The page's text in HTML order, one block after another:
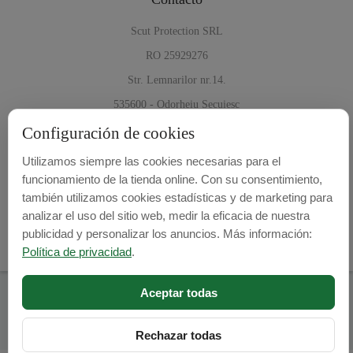
Scut Protection SRL
RO 25929276
Str. Lemnarilor nr.14.
535600 - Odorheiu Secuiesc
Harghita, Romania
E-mail: info@cubrecarter.com
Site: www.cubrecarter.com
Cubre Carter -
Programed Bylokopi WEB
Configuración de cookies
Utilizamos siempre las cookies necesarias para el
funcionamiento de la tienda online. Con su consentimiento,
también utilizamos cookies estadísticas y de marketing para
analizar el uso del sitio web, medir la eficacia de nuestra
publicidad y personalizar los anuncios. Más información:
Política de privacidad.
Aceptar todas
Rechazar todas